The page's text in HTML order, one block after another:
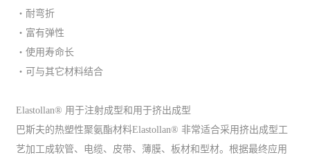
・耐弯折
・富有弹性
・使用寿命长
・可与其它材料结合
Elastollan® 用于注射成型和用于挤出成型
巴斯夫的热塑性聚氨酯材料Elastollan® 非常适合采用挤出成型工
艺加工成软管、电缆、皮带、薄膜、板材和型材。根据最终应用